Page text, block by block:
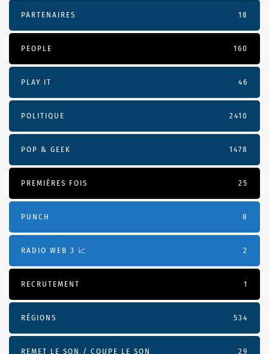
PARTENAIRES 18
PEOPLE 160
PLAY IT 46
POLITIQUE 2410
POP & GEEK 1478
PREMIÈRES FOIS 25
PUNCH 8
RADIO WEB 3 📈 2
RECRUTEMENT 1
RÉGIONS 534
REMET LE SON / COUPE LE SON 29